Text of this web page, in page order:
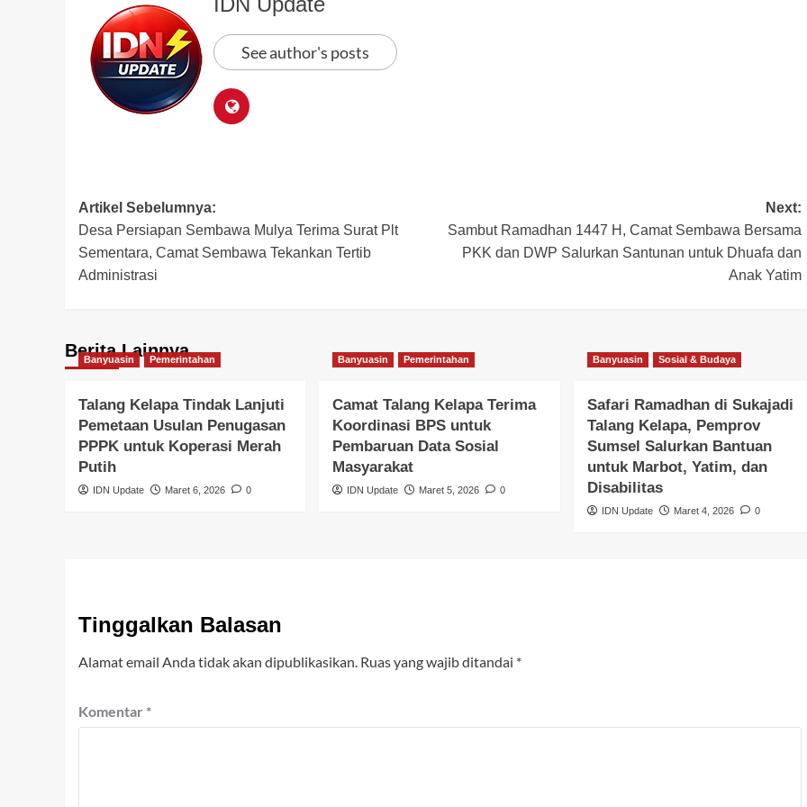
See author's posts
Post
navigation
Artikel Sebelumnya:
Desa Persiapan Sembawa Mulya Terima Surat Plt
Sementara, Camat Sembawa Tekankan Tertib
Administrasi
Next:
Sambut Ramadhan 1447 H, Camat Sembawa Bersama
PKK dan DWP Salurkan Santunan untuk Dhuafa dan
Anak Yatim
Berita Lainnya
Banyuasin Pemerintahan
Talang Kelapa Tindak Lanjuti
Pemetaan Usulan Penugasan
PPPK untuk Koperasi Merah
Putih
IDN Update Maret 6, 2026 0
Banyuasin Pemerintahan
Camat Talang Kelapa Terima
Koordinasi BPS untuk
Pembaruan Data Sosial
Masyarakat
IDN Update Maret 5, 2026 0
Banyuasin Sosial & Budaya
Safari Ramadhan di Sukajadi
Talang Kelapa, Pemprov
Sumsel Salurkan Bantuan
untuk Marbot, Yatim, dan
Disabilitas
IDN Update Maret 4, 2026 0
Tinggalkan Balasan
Alamat email Anda tidak akan dipublikasikan. Ruas yang wajib ditandai *
Komentar *